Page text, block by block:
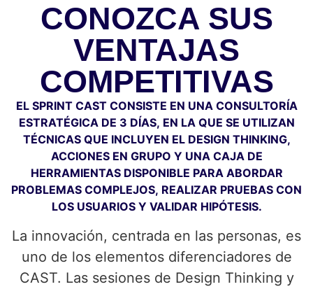
CONOZCA SUS
VENTAJAS
COMPETITIVAS
EL SPRINT CAST CONSISTE EN UNA CONSULTORÍA
ESTRATÉGICA DE 3 DÍAS, EN LA QUE SE UTILIZAN
TÉCNICAS QUE INCLUYEN EL DESIGN THINKING,
ACCIONES EN GRUPO Y UNA CAJA DE
HERRAMIENTAS DISPONIBLE PARA ABORDAR
PROBLEMAS COMPLEJOS, REALIZAR PRUEBAS CON
LOS USUARIOS Y VALIDAR HIPÓTESIS.
La innovación, centrada en las personas, es
uno de los elementos diferenciadores de
CAST. Las sesiones de Design Thinking y